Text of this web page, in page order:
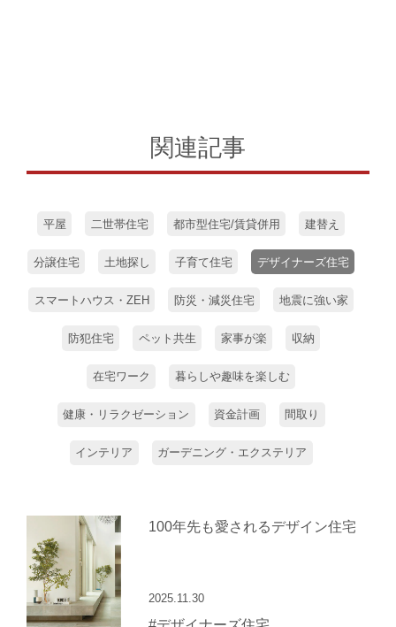
関連記事
平屋 二世帯住宅 都市型住宅/賃貸併用 建替え
分譲住宅 土地探し 子育て住宅 デザイナーズ住宅
スマートハウス・ZEH 防災・減災住宅 地震に強い家
防犯住宅 ペット共生 家事が楽 収納
在宅ワーク 暮らしや趣味を楽しむ
健康・リラクゼーション 資金計画 間取り
インテリア ガーデニング・エクステリア
100年先も愛されるデザイン住宅
2025.11.30